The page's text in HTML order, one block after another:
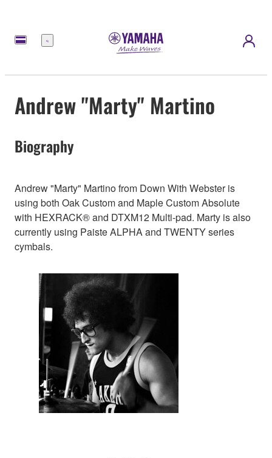
Menu
Andrew "Marty" Martino
Biography
Andrew "Marty" Martino from Down With Webster is
using both Oak Custom and Maple Custom Absolute
with HEXRACK® and DTXM12 Multi-pad. Marty is also
currently using Paiste ALPHA and TWENTY series
cymbals.